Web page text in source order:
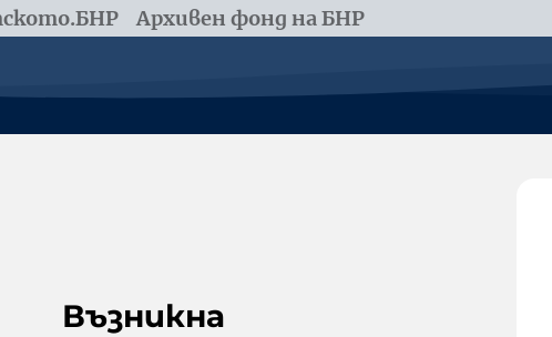
Архивен фонд на БНР
Възникна